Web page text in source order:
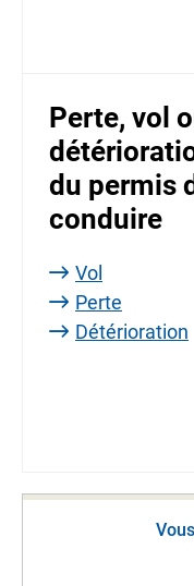
Perte, vol
du permis
conduire
Vol
Perte
Détérioration